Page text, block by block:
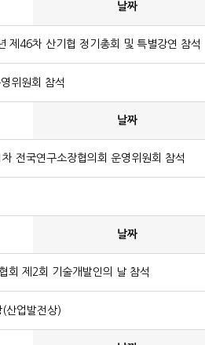
날짜
제46차 산기협 정기총회 및 특별강연 참석
위원회 참석
날짜
전국연구소장협의회 운영위원회 참석
날짜
회 제2회 기술개발인의 날 참석
산업발전상)